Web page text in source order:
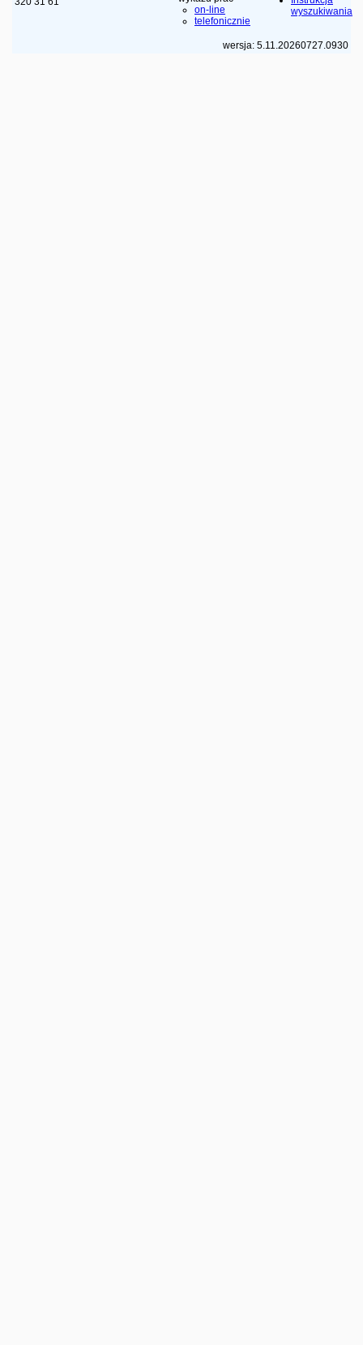
on-line
telefonicznie
wyszukiwania
wersja: 5.11.20260727.0930